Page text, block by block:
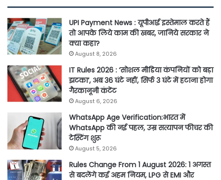
UPI Payment News : यूपीआई इस्तेमाल करते हैं
तो आपके लिये काम की खबर, जानिये सरकार ने
क्या कहा?
August 8, 2026
IT Rules 2026 : ‘सोशल मीडिया कंपनियों को बड़ा
झटका’, अब 36 घंटे नहीं, सिर्फ 3 घंटे में हटाना होगा
गैरकानूनी कंटेंट
August 6, 2026
WhatsApp Age Verification:भारत में
WhatsApp की नई पहल, उम्र सत्यापन फीचर की
टेस्टिंग शुरू
August 5, 2026
Rules Change From 1 August 2026: 1 अगस्त
से बदलेंगे कई अहम नियम, LPG से EMI और